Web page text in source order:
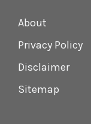
About
Privacy Policy
Disclaimer
Sitemap